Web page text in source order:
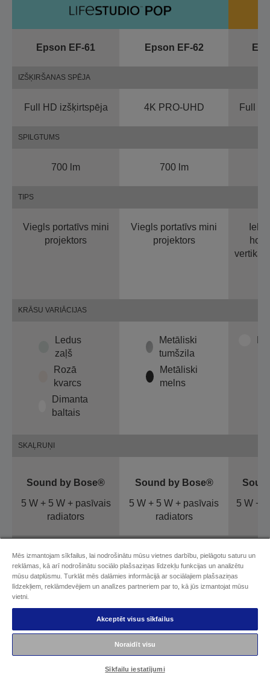
Epson EF-61 Epson EF-62
IZŠĶIRŠANAS SPĒJA
Full HD izšķirtspēja 4K PRO-UHD Full
SPILGTUMS
700 lm 700 lm
TIPS
Viegls portatīvs mini
projektors
Viegls portatīvs mini
projektors
KRĀSU VARIĀCIJAS
Ledus
zaļš
Rozā
kvarcs
Dimanta
baltais
Metāliski
tumšzila
Metāliski
melns
SKAĻRUŅI
Sound by Bose®
5 W + 5 W + pasīvais
radiators
Sound by Bose®
5 W + 5 W + pasīvais
radiators
5 W +
Google TV™ Google TV™
Mēs izmantojam sīkfailus, lai nodrošinātu mūsu vietnes darbību, pielāgotu saturu un
reklāmas, kā arī nodrošinātu sociālo plašsaziņas līdzekļu funkcijas un analizētu
mūsu datplūsmu. Turklāt mēs dalāmies informācijā ar sociālajiem plašsaziņas
līdzekļiem, reklāmdevējiem un analīzes partneriem par to, kā jūs izmantojat mūsu
vietni.
Akceptēt visus sīkfailus
Noraidīt visu
Sīkfailu iestatījumi